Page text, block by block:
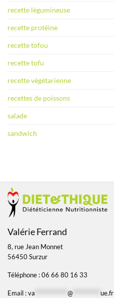
recette légumineuse
recette protéine
recette tofou
recette tofu
recette végétarienne
recettes de poissons
salade
sandwich
Valérie Ferrand
8, rue Jean Monnet
56450 Surzur
Téléphone : 06 66 80 16 33
Email : va @ ue.fr